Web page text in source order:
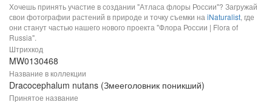
Хочешь принять участие в создании "Атласа флоры России"? Загружай
свои фотографии растений в природе и точку съемки на iNaturalist, где
они станут частью нашего нового проекта "Флора России | Flora of
Russia".
Штрихкод
MW0130468
Название в коллекции
Dracocephalum nutans (Змееголовник поникший)
Принятое название